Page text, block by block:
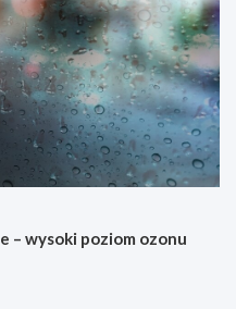
– wysoki poziom ozonu